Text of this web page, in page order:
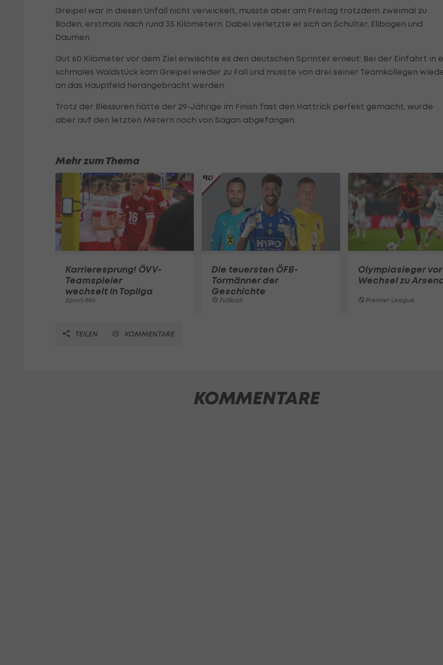
Greipel war in diesen Unfall nicht verwickelt, musste aber am Freitag trotzdem zweimal zu
Boden, erstmals nach rund 35 Kilometern. Dabei verletzte er sich an Schulter, Ellbogen und
Daumen.
Gut 60 Kilometer vor dem Ziel erwischte es den deutschen Sprinter erneut: Bei der Einfahrt in
schmales Waldstück kam Greipel wieder zu Fall und musste von drei seiner Teamkollegen
an das Hauptfeld herangebracht werden.
Trotz der Blessuren hätte der 29-Jährige im Finish fast den Hattrick perfekt gemacht, wurde
aber auf den letzten Metern noch von Sagan abgefangen.
Mehr zum Thema
Karrieresprung! ÖVV-
Teamspieler
wechselt in Topliga
Sport-Mix
Die teuersten ÖFB-
Tormänner der
Geschichte
Fußball
Olympiasieger vor
Wechsel zu
Premier League
TEILEN KOMMENTARE
KOMMENTARE